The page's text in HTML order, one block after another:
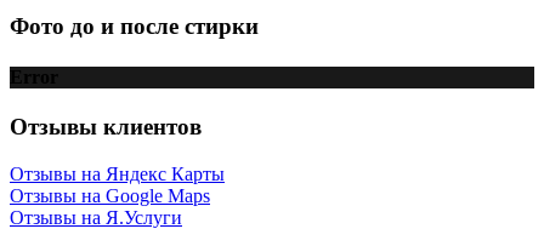
Фото до и после стирки
Error
Отзывы клиентов
Отзывы на Яндекс Карты
Отзывы на Google Maps
Отзывы на Я.Услуги